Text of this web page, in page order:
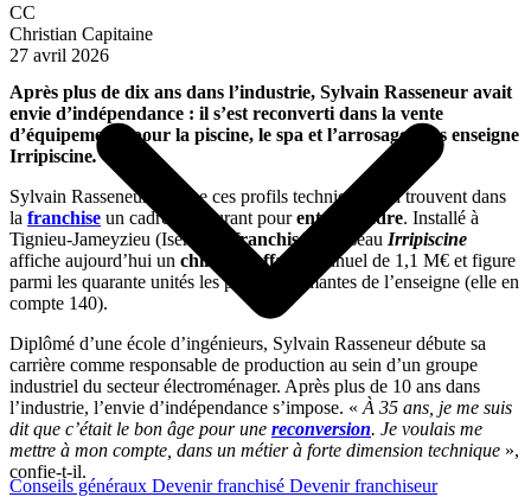
Conseils généraux Devenir franchisé Devenir franchiseur
CC
Christian Capitaine
27 avril 2026
Après plus de dix ans dans l’industrie, Sylvain Rasseneur avait
envie d’indépendance : il s’est reconverti dans la vente
d’équipements pour la piscine, le spa et l’arrosage sous enseigne
Irripiscine.
Sylvain Rasseneur incarne ces profils techniques qui trouvent dans
la franchise un cadre structurant pourentreprendre. Installé à
Tignieu-Jameyzieu (Isère), ce
franchisé du réseau Irripiscine
affiche aujourd’hui un chiffre d’affaires
annuel de 1,1 M€ et figure
parmi les quarante unités les plus performantes de l’enseigne (elle en
compte 140).
Diplômé d’une école d’ingénieurs, Sylvain Rasseneur débute sa
carrière comme responsable de production au sein d’un groupe
industriel du secteur électroménager. Après plus de 10 ans dans
l’industrie, l’envie d’indépendance s’impose. « À 35 ans, je me suis
dit que c’était le bon âge pour une reconversion. Je voulais me
mettre à mon compte, dans un métier à forte dimension technique »,
confie-t-il.